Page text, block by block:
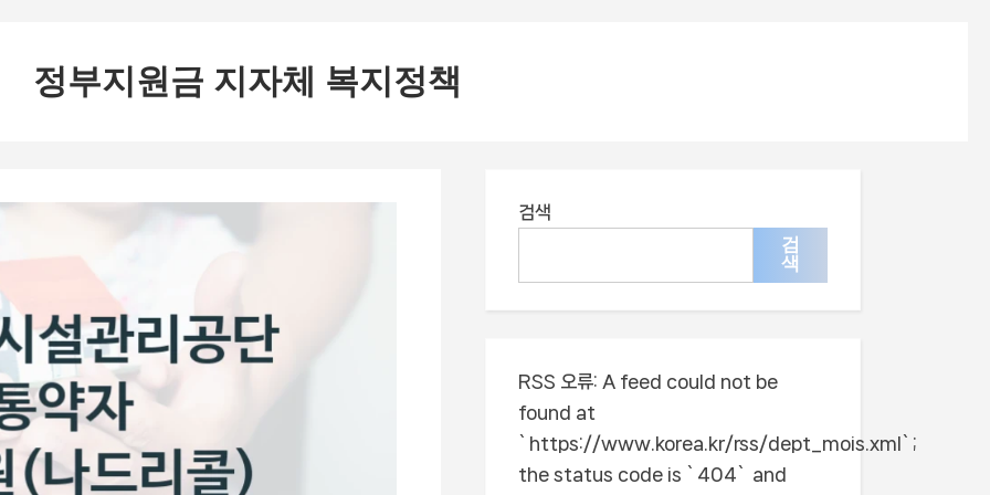
정부지원금 지자체 복지정책
검색
검
색
RSS 오류: A feed could not be
found at
`https://www.korea.kr/rss/dept_mois.xml`;
the status code is `404` and